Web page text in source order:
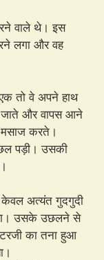
वाले थे। इस
लगा और वह
तो वे अपने हाथ
और वापस आने
करते।
पड़ी। उसकी
अत्यंत गुदगुदी
उसके उछलने से
का तना हुआ